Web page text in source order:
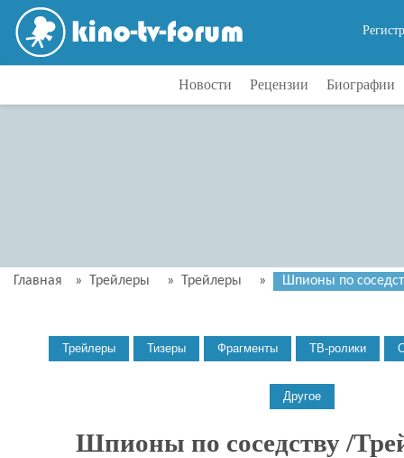
Новости Рецензии Биографии
Главная » Трейлеры » Трейлеры » Шпионы по
Шпионы по соседству /